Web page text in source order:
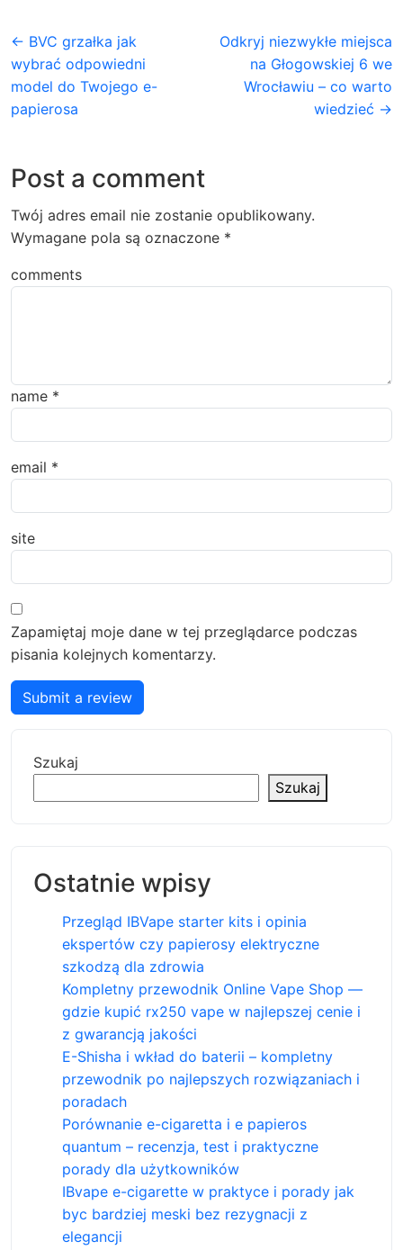
← BVC grzałka jak
wybrać odpowiedni
model do Twojego e-
papierosa
Odkryj niezwykłe miejsca
na Głogowskiej 6 we
Wrocławiu – co warto
wiedzieć →
Post a comment
Twój adres email nie zostanie opublikowany.
Wymagane pola są oznaczone *
comments
name *
email *
site
Zapamiętaj moje dane w tej przeglądarce podczas
pisania kolejnych komentarzy.
Submit a review
Szukaj
Szukaj
Ostatnie wpisy
Przegląd IBVape starter kits i opinia
ekspertów czy papierosy elektryczne
szkodzą dla zdrowia
Kompletny przewodnik Online Vape Shop —
gdzie kupić rx250 vape w najlepszej cenie i
z gwarancją jakości
E-Shisha i wkład do baterii – kompletny
przewodnik po najlepszych rozwiązaniach i
poradach
Porównanie e-cigaretta i e papieros
quantum – recenzja, test i praktyczne
porady dla użytkowników
IBvape e-cigarette w praktyce i porady jak
byc bardziej meski bez rezygnacji z
elegancji